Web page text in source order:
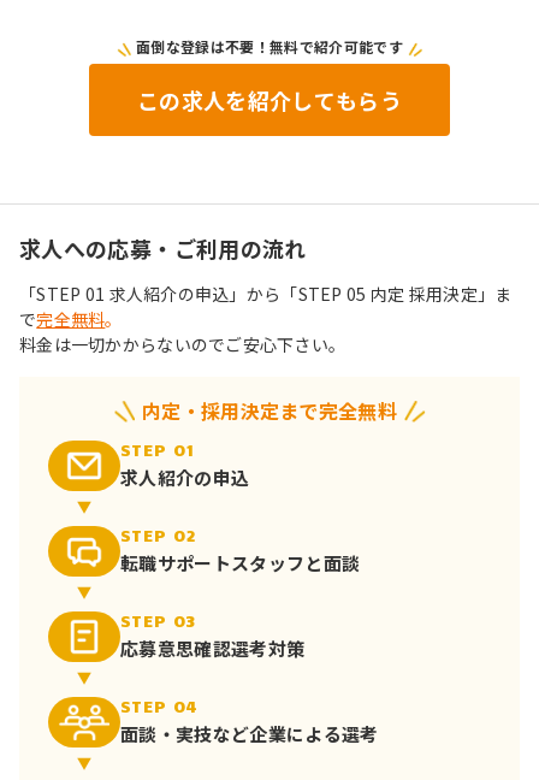
面倒な登録は不要！無料で紹介可能です
この求人を紹介してもらう
求人への応募・ご利用の流れ
「STEP 01 求人紹介の申込」から「STEP 05 内定 採用決定」ま
で完全無料。
料金は一切かからないのでご安心下さい。
内定・採用決定まで完全無料
STEP 01
求人紹介の申込
STEP 02
転職サポートスタッフと面談
STEP 03
応募意思確認選考対策
STEP 04
面談・実技など企業による選考